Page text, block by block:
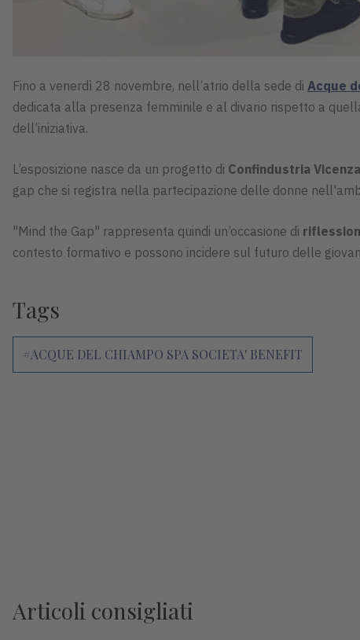
Fino a venerdì 28 novembre, nell’atrio della sede di Acque
dedicata alla presenza femminile e al divario rispetto a
dell’iniziativa.
L’esposizione nasce da un progetto di Confindustria Vicenza
gap che si registra nella partecipazione delle donne
"Mind the Gap" rappresenta quindi un’occasione di
contesto formativo e possono incidere sul futuro delle
Tags
#ACQUE DEL CHIAMPO SPA SOCIETA' BENEFIT
Articoli consigliati